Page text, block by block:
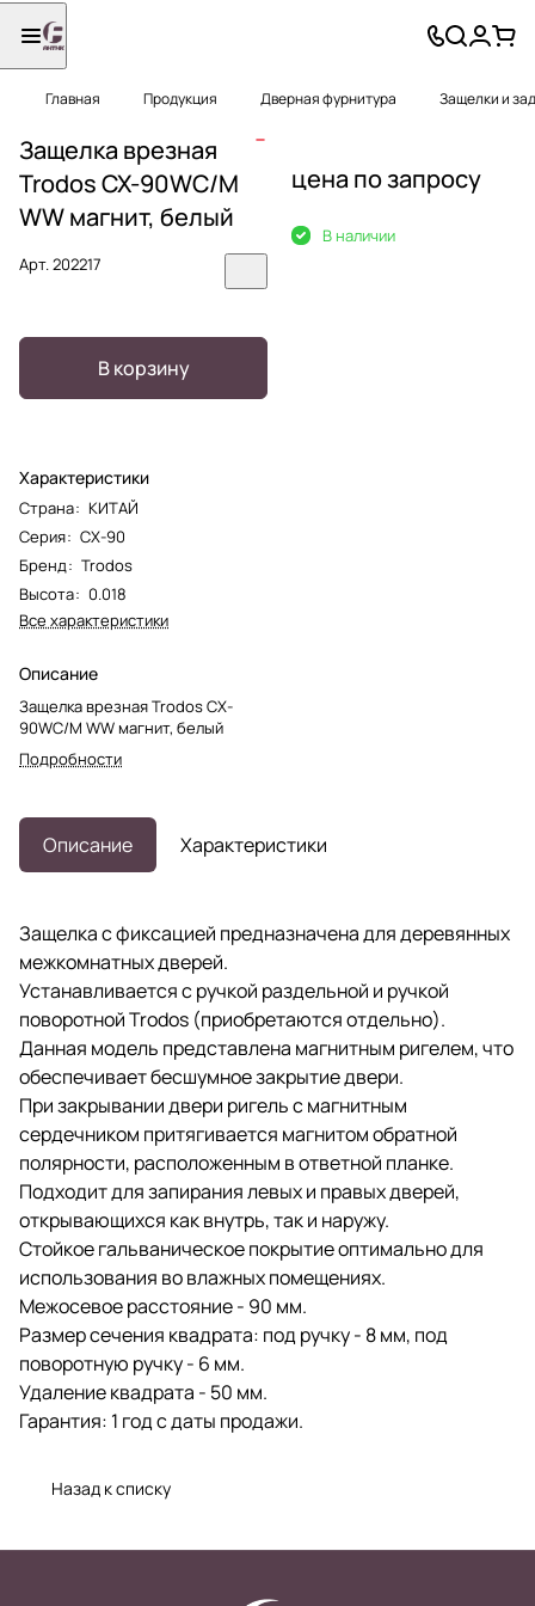
Главная Продукция Дверная фурнитура Защелки и
Защелка врезная
Trodos CX-90WC/M
WW магнит, белый
Арт.202217
В корзину
Характеристики
Страна: КИТАЙ
Серия: CX-90
Бренд: Trodos
Высота: 0.018
Все характеристики
Описание
Защелка врезная Trodos CX-
90WC/M WW магнит, белый
Подробности
цена по запросу
В наличии
Описание Характеристики
Защелка с фиксацией предназначена для деревянных
межкомнатных дверей.
Устанавливается с ручкой раздельной и ручкой
поворотной Trodos (приобретаются отдельно).
Данная модель представлена магнитным ригелем, что
обеспечивает бесшумное закрытие двери.
При закрывании двери ригель с магнитным
сердечником притягивается магнитом обратной
полярности, расположенным в ответной планке.
Подходит для запирания левых и правых дверей,
открывающихся как внутрь, так и наружу.
Стойкое гальваническое покрытие оптимально для
использования во влажных помещениях.
Межосевое расстояние - 90 мм.
Размер сечения квадрата: под ручку - 8 мм, под
поворотную ручку - 6 мм.
Удаление квадрата - 50 мм.
Гарантия: 1 год с даты продажи.
Назад к списку